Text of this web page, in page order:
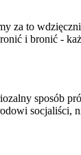
za to
i bronić -
socjaliści,